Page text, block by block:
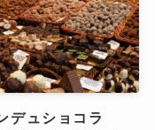
デュショコラ